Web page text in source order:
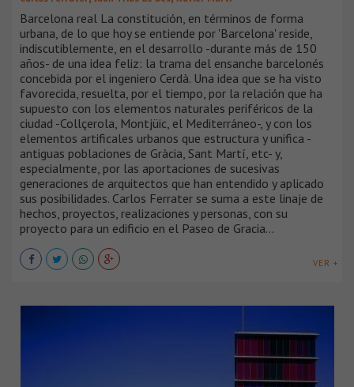
Barcelona real La constitución, en términos de forma
urbana, de lo que hoy se entiende por 'Barcelona' reside,
indiscutiblemente, en el desarrollo -durante más de 150
años- de una idea feliz: la trama del ensanche barcelonés
concebida por el ingeniero Cerdà. Una idea que se ha visto
favorecida, resuelta, por el tiempo, por la relación que ha
supuesto con los elementos naturales periféricos de la
ciudad -Collçerola, Montjüic, el Mediterráneo-, y con los
elementos artificales urbanos que estructura y unifica -
antiguas poblaciones de Gràcia, Sant Martí, etc- y,
especialmente, por las aportaciones de sucesivas
generaciones de arquitectos que han entendido y aplicado
sus posibilidades. Carlos Ferrater se suma a este linaje de
hechos, proyectos, realizaciones y personas, con su
proyecto para un edificio en el Paseo de Gracia...
VER +